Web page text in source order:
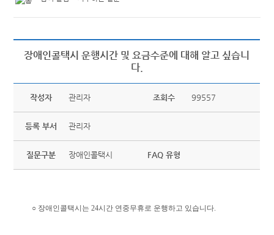
장애인콜택시 운행시간 및 요금수준에 대해 알고 싶습니
다.
작성자 관리자 조회수 99557
등록 부서 관리자
질문구분 장애인콜택시 FAQ 유형
○ 장애인콜택시는 24시간 연중무휴로 운행하고 있습니다.